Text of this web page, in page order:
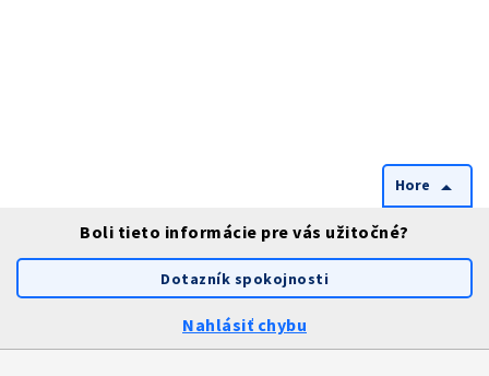
Hore arrow_drop_up
Boli tieto informácie pre vás užitočné?
Dotazník spokojnosti
Nahlásiť chybu